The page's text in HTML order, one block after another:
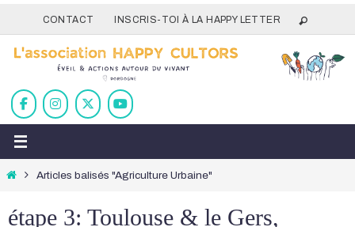
vers
contenu
CONTACT INSCRIS-TOI À LA HAPPY LETTER
HomeArticles balisés "Agriculture Urbaine"
étape 3: Toulouse & le Gers,